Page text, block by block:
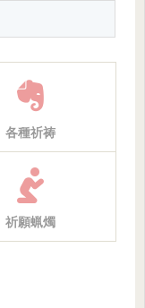
各種祈祷
祈願蝋燭